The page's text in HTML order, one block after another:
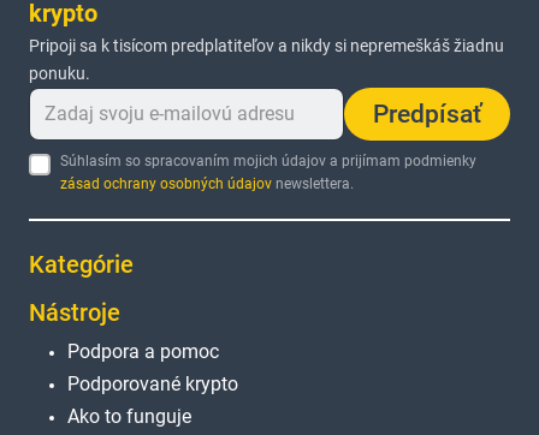
krypto
Pripoji sa k tisícom predplatiteľov a nikdy si nepremeškáš žiadnu
ponuku.
Predpísať
Súhlasím so spracovaním mojich údajov a prijímam podmienky
zásad ochrany osobných údajov newslettera.
Kategórie
Nástroje
Podpora a pomoc
Podporované krypto
Ako to funguje